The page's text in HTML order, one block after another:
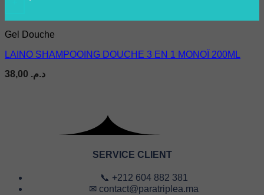
+
Gel Douche
LAINO SHAMPOOING DOUCHE 3 EN 1 MONOÏ 200ML
د.م.
SERVICE CLIENT
📞 +212 604 882 381
✉ contact@paratriplea.ma